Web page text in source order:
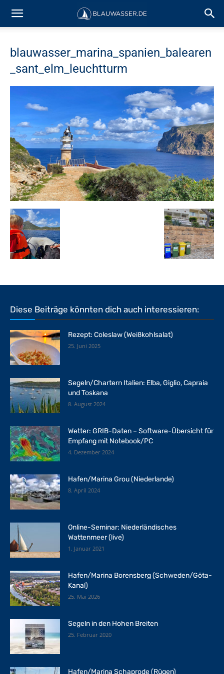
blauwasser_marina_spanien_balearen
_sant_elm_leuchtturm
Diese Beiträge könnten dich auch interessieren:
Rezept: Coleslaw (Weißkohlsalat)
25. Juni 2025
Segeln/Chartern Italien: Elba, Giglio, Capraia
und Toskana
8. August 2024
Wetter: GRIB-Daten – Software-Übersicht für
Empfang mit Notebook/PC
4. Dezember 2024
Hafen/Marina Grou (Niederlande)
8. April 2024
Online-Seminar: Niederländisches
Wattenmeer (live)
1. Januar 2021
Hafen/Marina Borensberg (Schweden/Göta-
Kanal)
25. Mai 2026
Segeln in den Hohen Breiten
25. Februar 2020
Hafen/Marina Schaprode (Rügen)